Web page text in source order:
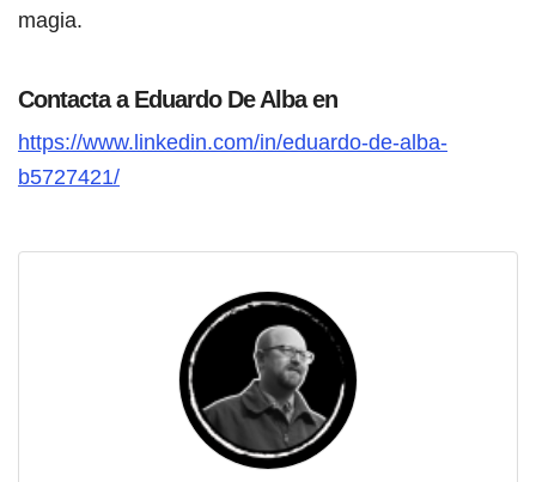
magia.
Contacta a Eduardo De Alba en
https://www.linkedin.com/in/eduardo-de-alba-
b5727421/